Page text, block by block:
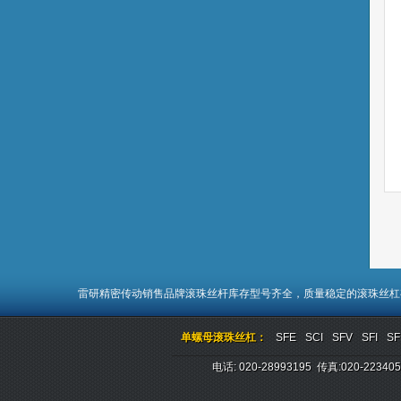
雷研精密传动销售品牌滚珠丝杆库存型号齐全，质量稳定的滚珠丝杠
单螺母滚珠丝杠： SFE SCI SFV SFI
电话: 020-28993195 传真:020-